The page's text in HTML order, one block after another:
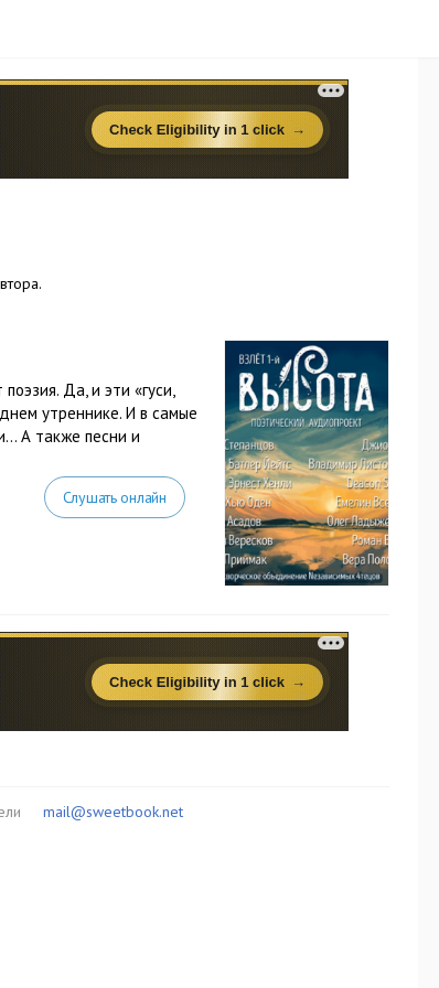
Да, и эти «гуси,
утреннике. И в самые
А также песни и
Слушать онлайн
mail@sweetbook.net